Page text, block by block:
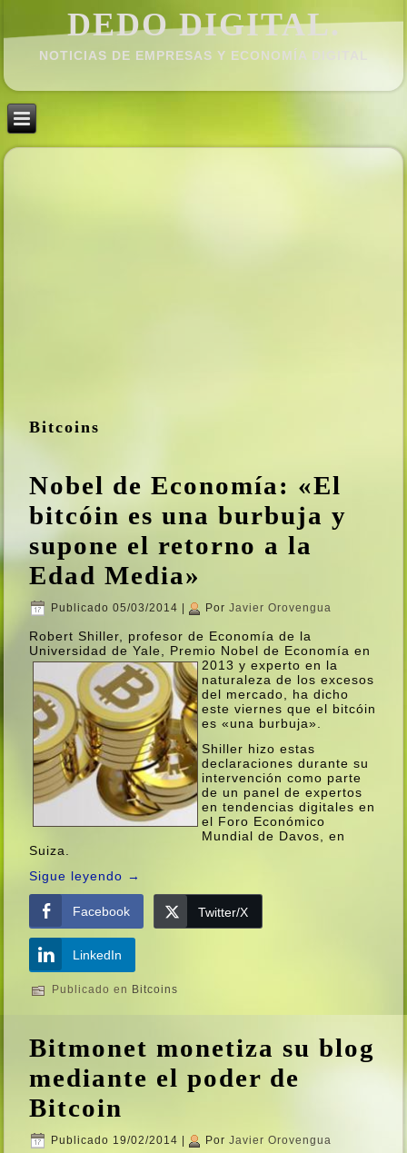
DEDO DIGITAL.
NOTICIAS DE EMPRESAS Y ECONOMÍ­A DIGITAL
Bitcoins
Nobel de Economí­a: «El
bitcóin es una burbuja y
supone el retorno a la
Edad Media»
Publicado 05/03/2014 Por Javier Orovengua
Robert Shiller, profesor de Economí­a de la
Universidad de Yale, Premio Nobel de Economí­a en
2013 y experto en la
naturaleza de los excesos
del mercado, ha dicho
este viernes que el bitcóin
es «una burbuja».
Shiller hizo estas
declaraciones durante su
intervención como parte
de un panel de expertos
en tendencias digitales en
el Foro Económico
Mundial de Davos, en
Suiza.
Sigue leyendo →
Facebook Twitter/X
LinkedIn
Publicado en Bitcoins
Bitmonet monetiza su blog
mediante el poder de
Bitcoin
Publicado 19/02/2014 Por Javier Orovengua